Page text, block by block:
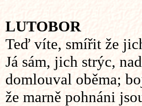
LUTOBOR
Teď víte, smířit že
Já sám, jich strýc,
domlouval oběma;
že marně pohnáni